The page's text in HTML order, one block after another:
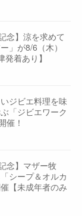
念】涼を求めて
」が8/6（木）
着あり】
ジビエ料理を味
「ジビエワーク
催！
念】マザー牧
シープ＆オルカ
【未成年者のみ